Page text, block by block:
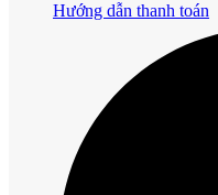
Hướng dẫn thanh toán